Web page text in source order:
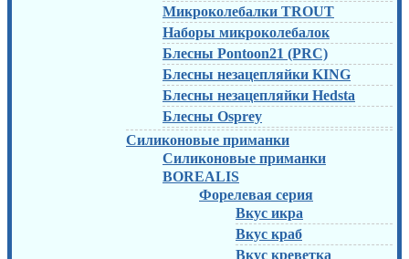
Микроколебалки TROUT
Наборы микроколебалок
Блесны Pontoon21 (PRC)
Блесны незацепляйки KING
Блесны незацепляйки Hedsta
Блесны Osprey
Силиконовые приманки
Силиконовые приманки
BOREALIS
Форелевая серия
Вкус икра
Вкус краб
Вкус креветка